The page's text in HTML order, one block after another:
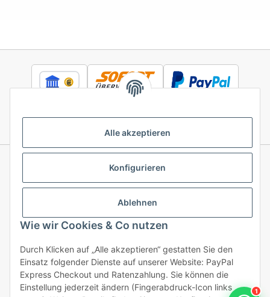
Alle akzeptieren
Konfigurieren
Ablehnen
Wie wir Cookies & Co nutzen
Durch Klicken auf „Alle akzeptieren“ gestatten Sie den
Einsatz folgender Dienste auf unserer Website: PayPal
Express Checkout und Ratenzahlung. Sie können die
Einstellung jederzeit ändern (Fingerabdruck-Icon links
1
Informationen
Gesetzliche Informationen
Vertrag widerrufen